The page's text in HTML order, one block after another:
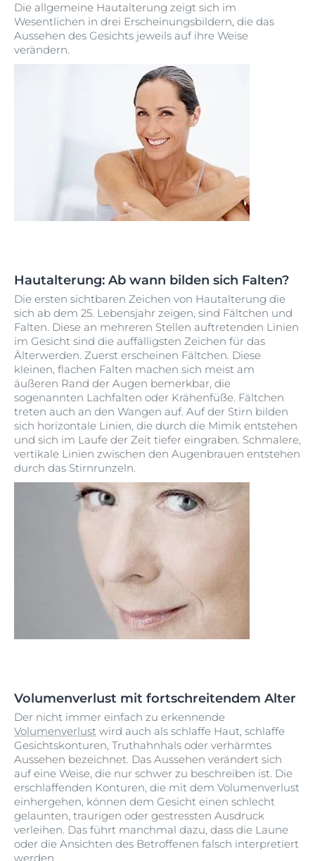
Die allgemeine Hautalterung zeigt sich im
Wesentlichen in drei Erscheinungsbildern, die das
Aussehen des Gesichts jeweils auf ihre Weise
verändern.
Hautalterung: Ab wann bilden sich Falten?
Die ersten sichtbaren Zeichen von Hautalterung die
sich ab dem 25. Lebensjahr zeigen, sind Fältchen und
Falten. Diese an mehreren Stellen auftretenden Linien
im Gesicht sind die auffälligsten Zeichen für das
Älterwerden. Zuerst erscheinen Fältchen. Diese
kleinen, flachen Falten machen sich meist am
äußeren Rand der Augen bemerkbar, die
sogenannten Lachfalten oder Krähenfüße. Fältchen
treten auch an den Wangen auf. Auf der Stirn bilden
sich horizontale Linien, die durch die Mimik entstehen
und sich im Laufe der Zeit tiefer eingraben. Schmalere,
vertikale Linien zwischen den Augenbrauen entstehen
durch das Stirnrunzeln.
Volumenverlust mit fortschreitendem Alter
Der nicht immer einfach zu erkennende
Volumenverlust wird auch als schlaffe Haut, schlaffe
Gesichtskonturen, Truthahnhals oder verhärmtes
Aussehen bezeichnet. Das Aussehen verändert sich
auf eine Weise, die nur schwer zu beschreiben ist. Die
erschlaffenden Konturen, die mit dem Volumenverlust
einhergehen, können dem Gesicht einen schlecht
gelaunten, traurigen oder gestressten Ausdruck
verleihen. Das führt manchmal dazu, dass die Laune
oder die Ansichten des Betroffenen falsch interpretiert
werden.